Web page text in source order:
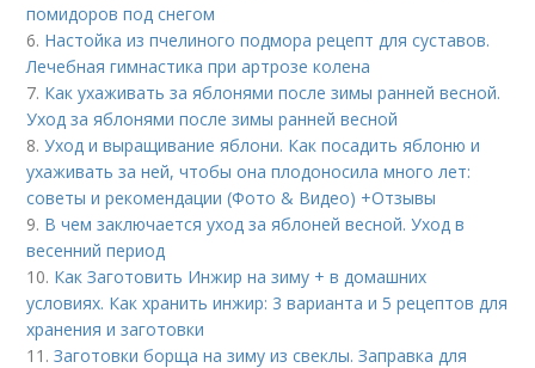
помидоров под снегом
6. Настойка из пчелиного подмора рецепт для суставов.
Лечебная гимнастика при артрозе колена
7. Как ухаживать за яблонями после зимы ранней весной.
Уход за яблонями после зимы ранней весной
8.Уход и выращивание яблони. Как посадить яблоню и
ухаживать за ней, чтобы она плодоносила много лет:
советы и рекомендации (Фото & Видео) +Отзывы
9. В чем заключается уход за яблоней весной. Уход в
весенний период
10. Как Заготовить Инжир на зиму + в домашних
условиях. Как хранить инжир: 3 варианта и 5 рецептов для
хранения и заготовки
11.Заготовки борща на зиму из свеклы. Заправка для